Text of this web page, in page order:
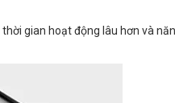
gian hoạt động lâu hơn và